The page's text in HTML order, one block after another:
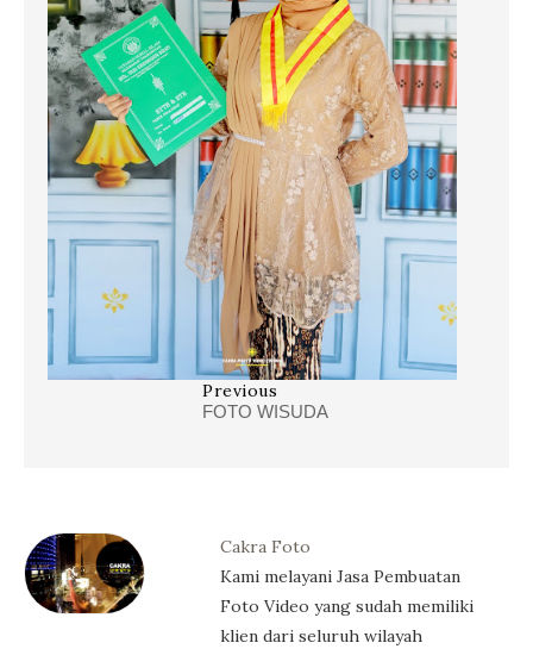
Previous
FOTO WISUDA
Cakra Foto
Kami melayani Jasa Pembuatan
Foto Video yang sudah memiliki
klien dari seluruh wilayah